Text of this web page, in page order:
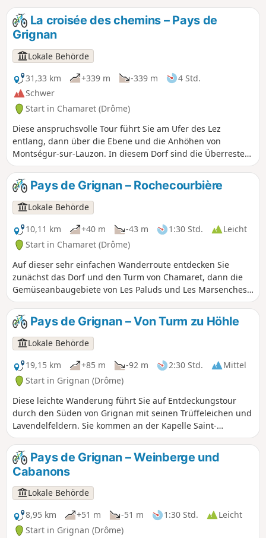
La croisée des chemins – Pays de
Grignan
Lokale Behörde
31,33 km
+339 m -339 m
4 Std.
Schwer
Start in Chamaret (Drôme)
Diese anspruchsvolle Tour führt Sie am Ufer des Lez
entlang, dann über die Ebene und die Anhöhen von
Montségur-sur-Lauzon. In diesem Dorf sind die Überreste
der mittelalterlichen Burg und ihrer Umfriedung, genannt
Vieux Montségur, erhalten geblieben. Sie setzen Ihren Weg
auf schönen Pfaden bis zum Dorf Solérieux fort.
Anschließend geht es bergauf, und Sie erreichen einen
Punkt mit herrlichem Blick auf Clansayes und seine „Vierge
perchée“. Über wunderschöne Singletrails durchqueren Sie
einen Teil des Waldes von Rouvergue, um nach Chamaret
zu gelangen.
Pays de Grignan – Rochecourbière
Lokale Behörde
10,11 km
+40 m -43 m 1:30 Std.
Leicht
Start in Chamaret (Drôme)
Auf dieser sehr einfachen Wanderroute entdecken Sie
zunächst das Dorf und den Turm von Chamaret, dann die
Gemüseanbaugebiete von Les Paluds und Les Marsenches.
An einer Weggabelung sehen Sie das wunderschöne
Steinkreuz von Les Vicaires, um anschließend die fabelhafte
Grotte de Rochecourbière und den Steintisch von Madame
de Sévigné zu entdecken. Schöne Wege durch Trüffeleichen
und Lavendelfelder führen Sie zurück nach Chamaret,
vorbei an der wunderschönen Kapelle Saint-Barthélémy.
Pays de Grignan – Von Turm zu Höhle
Lokale Behörde
19,15 km
+85 m -92 m 2:30 Std.
Mittel
Start in Grignan (Drôme)
Diese leichte Wanderung führt Sie auf Entdeckungstour
durch den Süden von Grignan mit seinen Trüffeleichen und
Lavendelfeldern. Sie kommen an der Kapelle Saint-
Barthélémy sowie am Dorf Chamaret mit seinem berühmten
Turm vorbei. Sie folgen einem malerischen Weg entlang
des Flusses Lez. Auf dem Rückweg kommen Sie an der
berühmten Grotte de Rochecourbière vorbei und erblicken
den „historischen Tisch“ von Madame de Sévigné.
Pays de Grignan – Weinberge und
Cabanons
Lokale Behörde
8,95 km
+51 m -51 m 1:30 Std.
Leicht
Start in Grignan (Drôme)